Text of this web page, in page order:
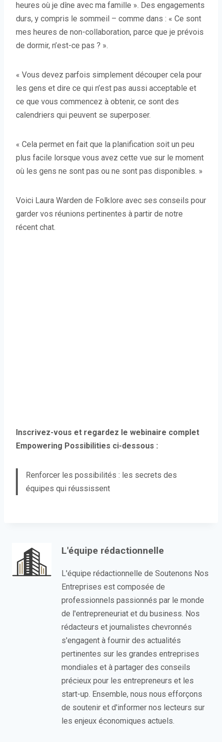
heures où je dîne avec ma famille ». Des engagements
durs, y compris le sommeil – comme dans : « Ce sont
mes heures de non-collaboration, parce que je prévois
de dormir, n’est-ce pas ? ».
« Vous devez parfois simplement découper cela pour
les gens et dire ce qui n’est pas aussi acceptable et
ce que vous commencez à obtenir, ce sont des
calendriers qui peuvent se superposer.
« Cela permet en fait que la planification soit un peu
plus facile lorsque vous avez cette vue sur le moment
où les gens ne sont pas ou ne sont pas disponibles. »
Voici Laura Warden de Folklore avec ses conseils pour
garder vos réunions pertinentes à partir de notre
récent chat.
Inscrivez-vous et regardez le webinaire complet
Empowering Possibilities ci-dessous :
Renforcer les possibilités : les secrets des
équipes qui réussissent
L'équipe rédactionnelle
L'équipe rédactionnelle de Soutenons Nos
Entreprises est composée de
professionnels passionnés par le monde
de l'entrepreneuriat et du business. Nos
rédacteurs et journalistes chevronnés
s'engagent à fournir des actualités
pertinentes sur les grandes entreprises
mondiales et à partager des conseils
précieux pour les entrepreneurs et les
start-up. Ensemble, nous nous efforçons
de soutenir et d'informer nos lecteurs sur
les enjeux économiques actuels.